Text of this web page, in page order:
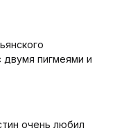
двумя пигмеями и
очень любил